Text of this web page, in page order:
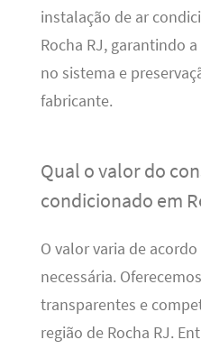
instalação de ar
Rocha RJ, garantindo
no sistema e
fabricante.
Qual o valor do
condicionado em
O valor varia de
necessária.
transparentes e
região de Rocha RJ.